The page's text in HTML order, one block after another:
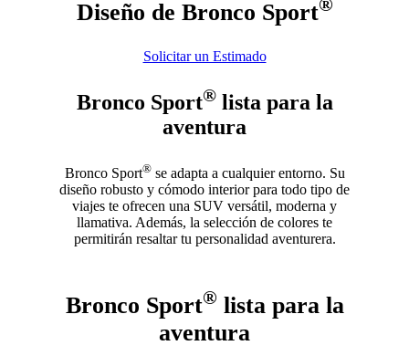
Diseño de Bronco Sport®
Solicitar un Estimado
Bronco Sport®lista para la
aventura
Bronco Sport®se adapta a cualquier entorno. Su
diseño robusto y cómodo interior para todo tipo de
viajes te ofrecen una SUV versátil, moderna y
llamativa. Además, la selección de colores te
permitirán resaltar tu personalidad aventurera.
Bronco Sport® lista para la
aventura